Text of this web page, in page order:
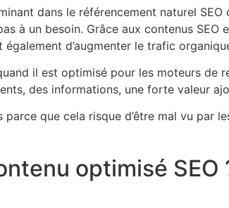
dans le référencement naturel
à un besoin. Grâce aux contenus
d’augmenter le trafic
il est optimisé pour les moteurs
des informations, une forte valeur
que cela risque d’être mal vu par
optimisé SEO